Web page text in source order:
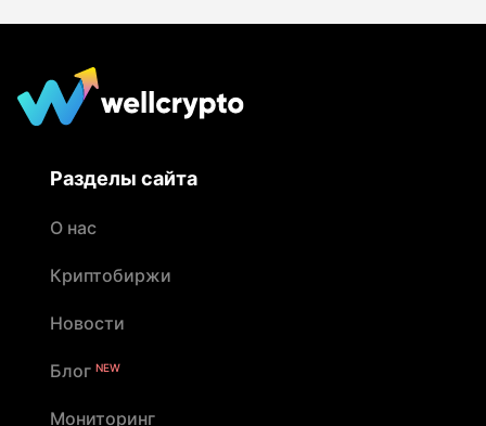
Разделы сайта
О нас
Криптобиржи
Новости
Блог NEW
Мониторинг